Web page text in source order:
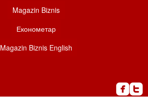
Magazin Biznis
Економетар
Magazin Biznis English